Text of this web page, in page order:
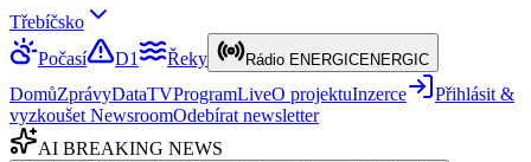
Třebíčsko
Počasí
D1 Řeky Rádio ENERGICENERGIC
DomůZprávyDataTVProgramLiveO projektuInzerce
Přihlásit &
vyzkoušet NewsroomOdebírat newsletter
AI BREAKING NEWS